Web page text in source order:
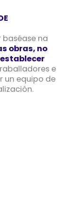
na
obras, no
e
un equipo de